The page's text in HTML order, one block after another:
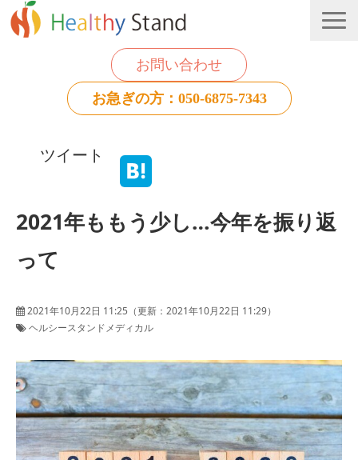
お問い合わせ
お急ぎの方：050-6875-7343
個人のお客様
ツイート
2021年ももう少し…今年を振り返
って
2021年10月22日 11:25 （更新： 2021年10月22日 11:29）
ヘルシースタンドメディカル